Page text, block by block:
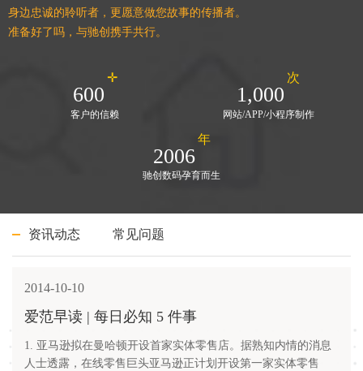
身边忠诚的聆听者，更愿意做您故事的传播者。
准备好了吗，与驰创携手共行。
600
✛
客户的信赖
1,000
次
网站/APP/小程序制作
2006
年
驰创数码孕育而生
资讯动态 常见问题
2014-10-10
爱范早读 | 每日必知 5 件事
1. 亚马逊拟在曼哈顿开设首家实体零售店。据熟知内情的消息
人士透露，在线零售巨头亚马逊正计划开设第一家实体零售